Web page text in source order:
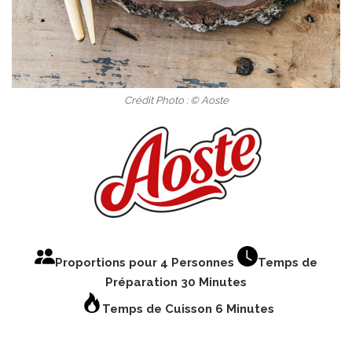
Crédit Photo : © Aoste
Proportions pour 4 Personnes
Temps de
Préparation 30 Minutes
Temps de Cuisson 6 Minutes